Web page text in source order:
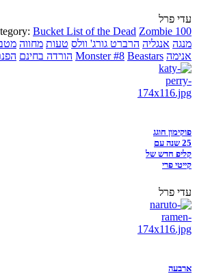
עדי פרל
Bucket List of the Dead Zombie 100
מנגה אנגליה הרברט גורג' וולס טעות מחווה
אנימה
Monster #8 Beastars הורדה בחינם
פוקימון חוגג
25 שנה עם
קליפ חדש של
קייטי פרי
עדי פרל
ארבעה